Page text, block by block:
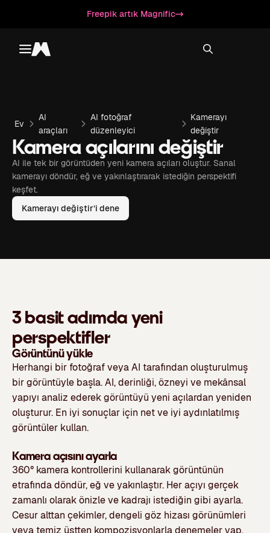
Freepik artık Magnific
Toggle menu
Magnific
Ev
AI
araçları
AI fotoğraf
düzenleyici
Kamerayı
değiştir
Kamera açılarını değiştir
AI ile tek bir görüntüden yeni kamera açıları oluştur. Sanal
kamerayı döndür, eğ ve yakınlaştırarak istediğin perspektifi
keşfet.
Kamerayı değiştir’i dene
3 basit adımda yeni
perspektifler
Görüntünü yükle
Herhangi bir fotoğraf veya AI tarafından oluşturulmuş
bir görüntüyle başla. AI, derinliği, özneyi ve mekânsal
yapıyı analiz ederek görüntüyü yeni açılardan yeniden
oluşturur. En iyi sonuçlar için net ve iyi aydınlatılmış
görüntüler kullan.
Kamera açısını ayarla
360° kamera kontrollerini kullanarak görüntünün
etrafında döndür, eğ ve yakınlaştır. Her açıyı gerçek
zamanlı olarak önizle ve kadrajı istediğin gibi ayarla.
Cesur alttan çekimler, dengeli göz hizası görünümleri
veya temiz üstten kompozisyonlarla denemeler yap.